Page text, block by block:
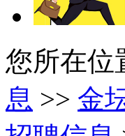
您所在位
息 >> 金